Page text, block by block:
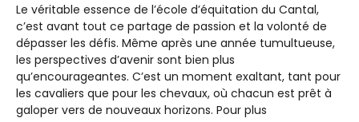
Le véritable essence de l’école d’équitation du Cantal,
c’est avant tout ce partage de passion et la volonté de
dépasser les défis. Même après une année tumultueuse,
les perspectives d’avenir sont bien plus
qu’encourageantes. C’est un moment exaltant, tant pour
les cavaliers que pour les chevaux, où chacun est prêt à
galoper vers de nouveaux horizons. Pour plus